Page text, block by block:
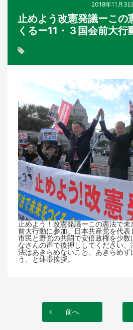
2018年11月3日
止めよう改憲発議ーこの
くるー11・３国会前大行
止めよう！改憲発議ーこの憲法で
前大行動に参加。日本共産党を代表
市民と野党の共闘で安倍政権を少
なさんの声で後押ししてください
法はあきらめないこと、あきらめず
う、と連帯挨拶。
前へ